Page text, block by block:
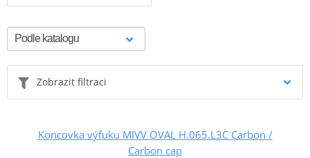
Zobrazit filtraci
Koncovka výfuku MIVV OVAL H.065.L3C Carbon /
Carbon cap